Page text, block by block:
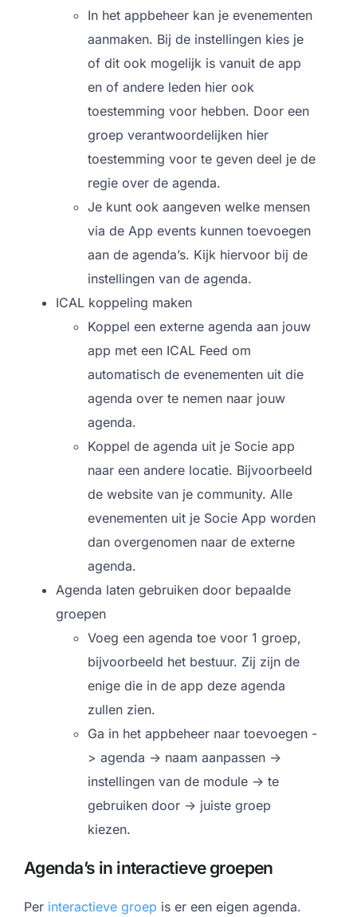
In het appbeheer kan je evenementen
aanmaken. Bij de instellingen kies je
of dit ook mogelijk is vanuit de app
en of andere leden hier ook
toestemming voor hebben. Door een
groep verantwoordelijken hier
toestemming voor te geven deel je de
regie over de agenda.
Je kunt ook aangeven welke mensen
via de App events kunnen toevoegen
aan de agenda’s. Kijk hiervoor bij de
instellingen van de agenda.
ICAL koppeling maken
Koppel een externe agenda aan jouw
app met een ICAL Feed om
automatisch de evenementen uit die
agenda over te nemen naar jouw
agenda.
Koppel de agenda uit je Socie app
naar een andere locatie. Bijvoorbeeld
de website van je community. Alle
evenementen uit je Socie App worden
dan overgenomen naar de externe
agenda.
Agenda laten gebruiken door bepaalde
groepen
Voeg een agenda toe voor 1 groep,
bijvoorbeeld het bestuur. Zij zijn de
enige die in de app deze agenda
zullen zien.
Ga in het appbeheer naar toevoegen -
> agenda -> naam aanpassen ->
instellingen van de module -> te
gebruiken door -> juiste groep
kiezen.
Agenda’s in interactieve groepen
Per interactieve groep is er een eigen agenda.